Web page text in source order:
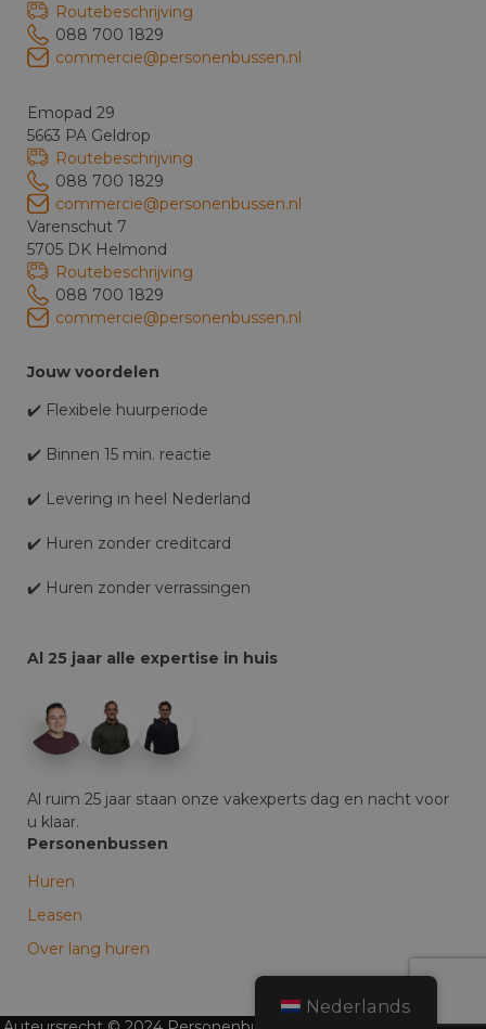
Routebeschrijving
088 700 1829
commercie@personenbussen.nl
Emopad 29
5663 PA Geldrop
Routebeschrijving
088 700 1829
commercie@personenbussen.nl
Varenschut 7
5705 DK Helmond
Routebeschrijving
088 700 1829
commercie@personenbussen.nl
Jouw voordelen
✔️ Flexibele huurperiode
✔️ Binnen 15 min. reactie
✔️ Levering in heel Nederland
✔️ Huren zonder creditcard
✔️ Huren zonder verrassingen
Al 25 jaar alle expertise in huis
Al ruim 25 jaar staan onze vakexperts dag en nacht voor
u klaar.
Personenbussen
Huren
Leasen
Over lang huren
Nederlands